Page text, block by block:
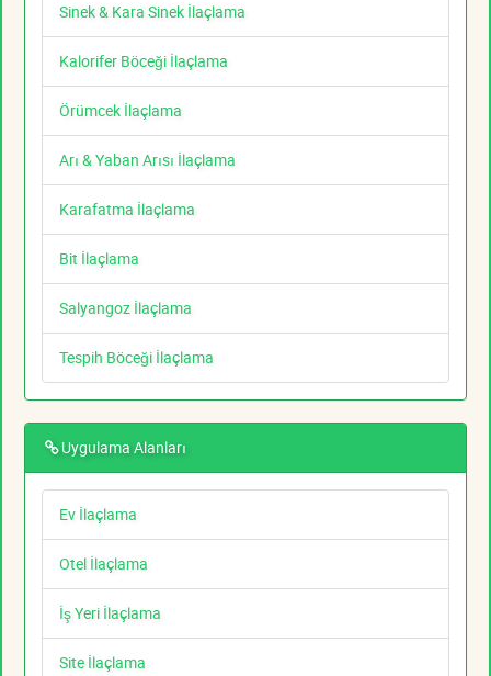
Sinek & Kara Sinek İlaçlama
Kalorifer Böceği İlaçlama
Örümcek İlaçlama
Arı & Yaban Arısı İlaçlama
Karafatma İlaçlama
Bit İlaçlama
Salyangoz İlaçlama
Tespih Böceği İlaçlama
Uygulama Alanları
Ev İlaçlama
Otel İlaçlama
İş Yeri İlaçlama
Site İlaçlama